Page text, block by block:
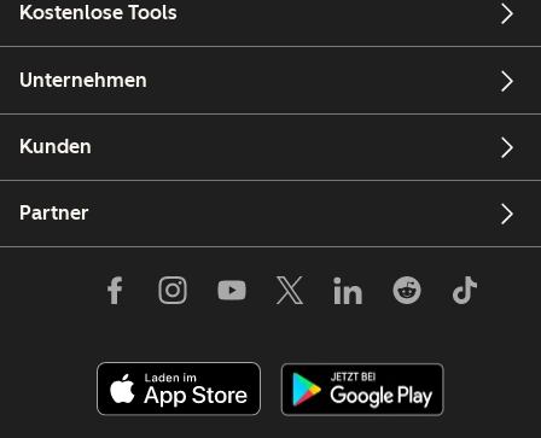
Kostenlose Tools
Unternehmen
Kunden
Partner